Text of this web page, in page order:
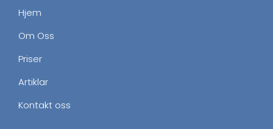
k
Hjem
Om Oss
Priser
Artiklar
Kontakt oss